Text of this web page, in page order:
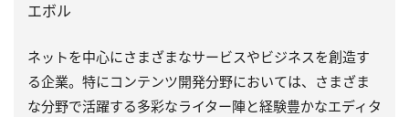
エボル
ネットを中心にさまざまなサービスやビジネスを創造す
る企業。特にコンテンツ開発分野においては、さまざま
な分野で活躍する多彩なライター陣と経験豊かなエディタ